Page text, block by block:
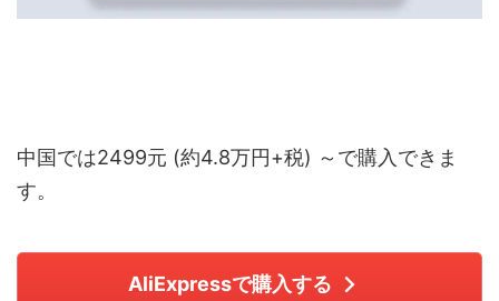
中国では2499元 (約4.8万円+税) ～で購入できま
す。
AliExpressで購入する